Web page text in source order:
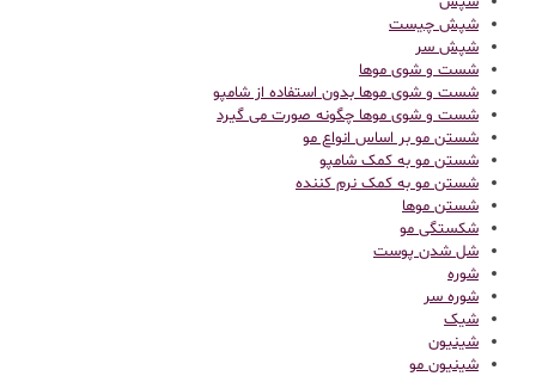
شپش چیست
شپش سر
شست و شوی موها
شست و شوی موها بدون استفاده از شامپو
شست و شوی موها چگونه صورت می گیرد
شستن مو بر اساس انواع مو
شستن مو به کمک شامپو
شستن مو به کمک نرم کننده
شستن موها
شکستگی مو
شل شدن پوست
شوره
شوره سر
شیک
شینیون
شینیون مو